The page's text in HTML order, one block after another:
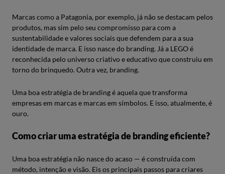
Marcas como a Patagonia, por exemplo, já não se destacam pelos
produtos, mas sim pelo seu compromisso para com a
sustentabilidade e valores sociais que defendem para a sua
identidade de marca. E isso nasce do branding. Já a LEGO é
reconhecida pelo universo criativo e educativo que construiu em
torno do brinquedo. Outra vez, branding.
Uma boa estratégia de branding é aquela que transforma
empresas em marcas e marcas em símbolos. E isso, atualmente, é
ouro.
Como criar uma estratégia de branding eficiente?
Uma boa estratégia não nasce do acaso — é construída com
método, intenção e visão. Eis os principais passos para criares